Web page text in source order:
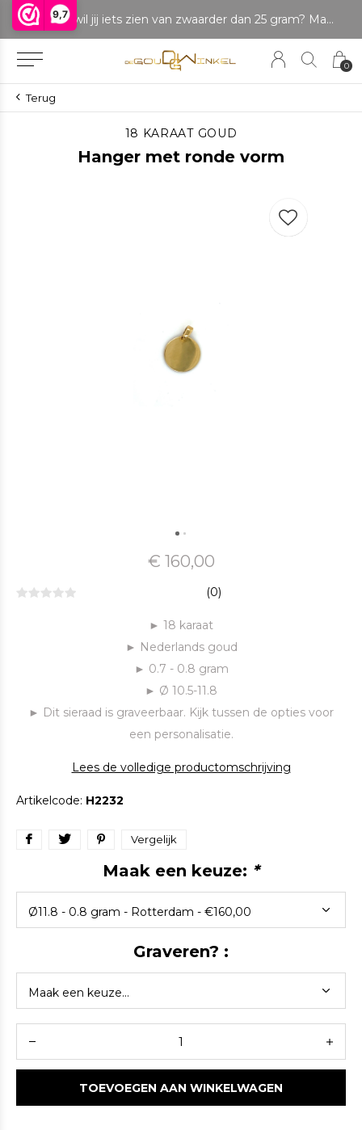
9,7
0
LET OP: wil jij iets zien van zwaarder dan 25 gram? Maak dan een afspraak om het product te bekijken. Producten boven de 25 gram NIET aanwezig in winkel.
Terug
18 KARAAT GOUD
Hanger met ronde vorm
€ 160,00
(0)
► 18 karaat
► Nederlands goud
► 0.7 - 0.8 gram
► Ø 10.5-11.8
► Dit sieraad is graveerbaar. Kijk tussen de opties voor
een personalisatie.
Lees de volledige productomschrijving
Artikelcode: H2232
Vergelijk
Maak een keuze: *
Graveren? :
TOEVOEGEN AAN WINKELWAGEN